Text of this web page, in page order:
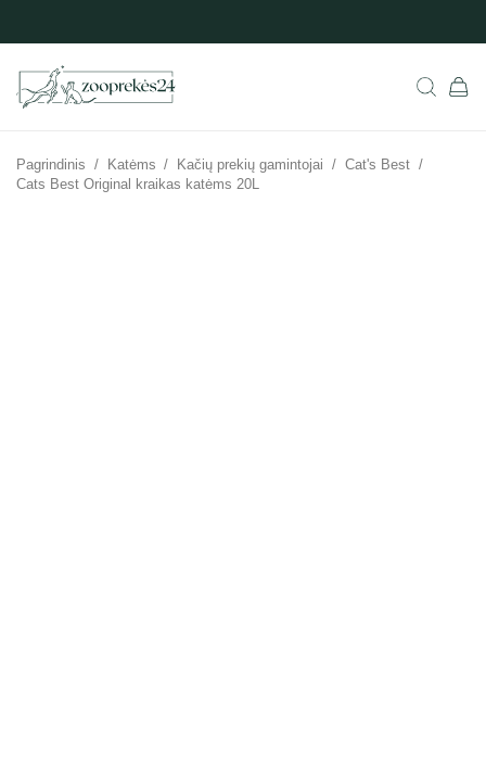
Pagrindinis / Katėms / Kačių prekių gamintojai / Cat's Best /
Cats Best Original kraikas katėms 20L